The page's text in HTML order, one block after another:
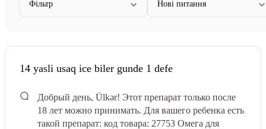
Фільтр Нові питання
14 yasli usaq ice biler gunde 1 defe
Добрый день, Ülkər! Этот препарат только после
18 лет можно принимать. Для вашего ребенка есть
такой препарат: код товара: 27753 Омега для